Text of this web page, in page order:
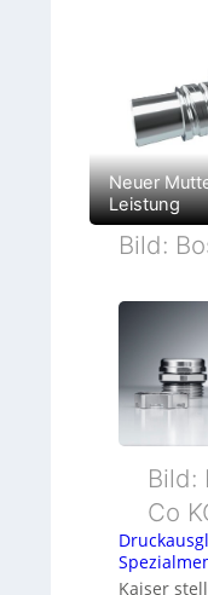
Neuer
Leistung
Bild:
Bild:
Co
Kaiser